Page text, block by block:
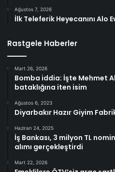
Ağustos 7, 2026
İlk Teleferik Heyecanını Alo
Rastgele Haberler
Mart 26, 2026
Bomba iddia: İşte Mehmet
bataklığına iten isim
Ağustos 6, 2023
Diyarbakır Hazır Giyim
Haziran 24, 2025
İş Bankası, 3 milyon TL
alımı gerçekleştirdi
Mart 22, 2026